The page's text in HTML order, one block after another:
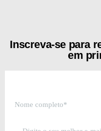
Inscreva-se para
em